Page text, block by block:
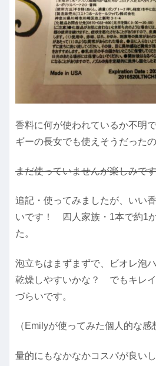
香料に何が使われているか不明
ギーの長女でも使えそうだった
まだ使っていませんが楽しみで
追記・使ってみましたが、いい
いです！ 四人家族・1本で約1
た。
泡立ちはまずまずで、ビオレ泡
乾燥しやすいかな？ でもキレ
づらいです。
（Emilyが使ってみた個人的な感
量的にもなかなかコスパが良い